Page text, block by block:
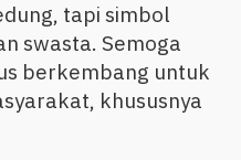
tapi simbol
swasta. Semoga
berkembang untuk
khususnya